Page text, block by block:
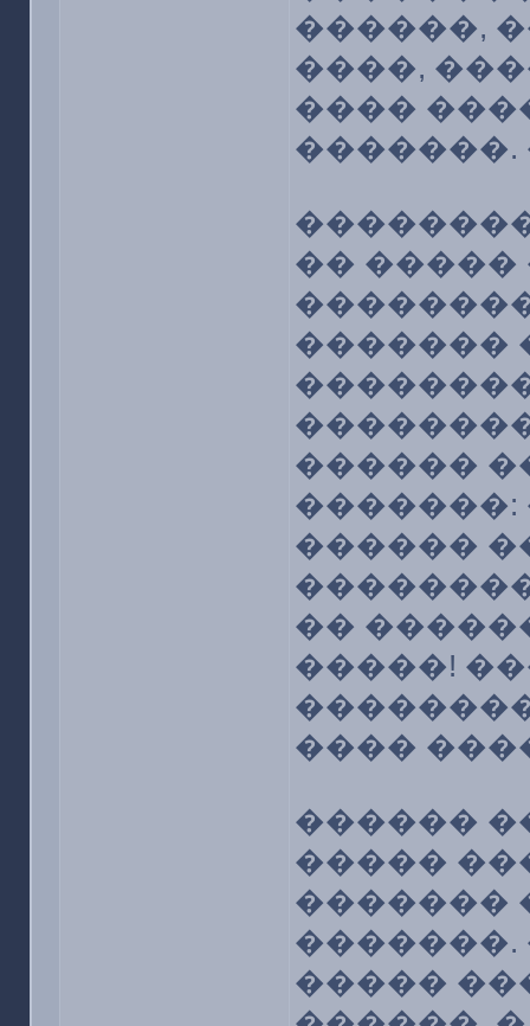
������,
����,
����
�������.
�� �����
�������
������
�������:
������
��
�����!
����
������
�����
�������
�������.
�����